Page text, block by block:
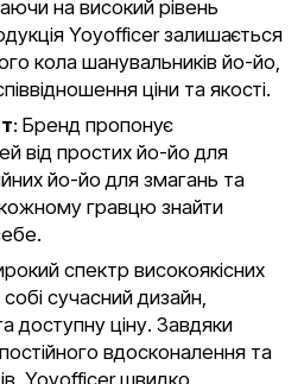
на високий рівень
Yoyofficer залишається
кола шанувальників йо-йо,
ціни та якості.
: Бренд пропонує
від простих йо-йо для
йо-йо для змагань та
гравцю знайти
спектр високоякісних
сучасний дизайн,
доступну ціну. Завдяки
вдосконалення та